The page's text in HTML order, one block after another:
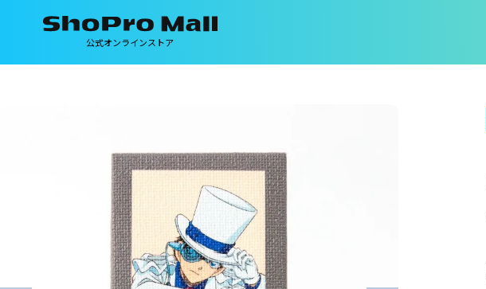
公式オンラインストア